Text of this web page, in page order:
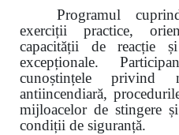
Programul
exerciții practice,
capacității de reacție
excepționale.
cunoștințele privind
antiincendiară,
mijloacelor de stingere
condiții de siguranță.